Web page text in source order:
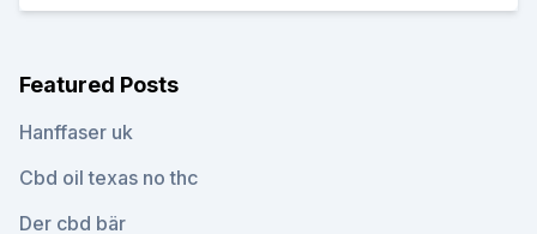
Featured Posts
Hanffaser uk
Cbd oil texas no thc
Der cbd bär